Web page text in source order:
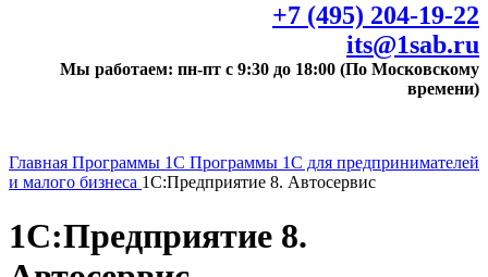
+7 (495) 204-19-22
its@1sab.ru
Мы работаем: пн-пт с 9:30 до 18:00 (По Московскому
времени)
Главная Программы 1С Программы 1С для предпринимателей
и малого бизнеса 1С:Предприятие 8. Автосервис
1С:Предприятие 8.